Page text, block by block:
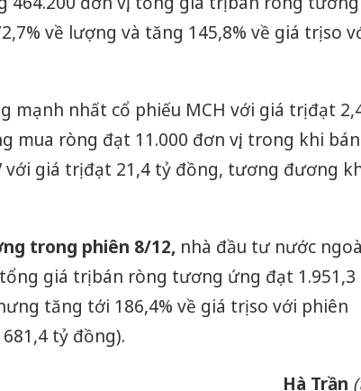
về lượng và tăng 145,8% về giá trị so
mạnh nhất cổ phiếu MCH với giá trị đạt
mua ròng đạt 11.000 đơn vị; trong khi bán
với giá trị đạt 21,4 tỷ đồng, tương đương
trong phiên 8/12, nhà đầu tư nước
giá trị bán ròng tương ứng đạt 1.951,3
tăng tới 186,4% về giá trị so với phiên
tỷ đồng).
Hà Trần
tìm
án
bán